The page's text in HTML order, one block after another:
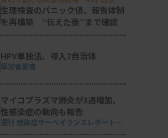
生病院
生理検査のパニック値、報告体制
を再構築 “伝えた後”まで確認
HPV単独法、導入7自治体
厚労省調査
マイコプラズマ肺炎が3週増加、
性感染症の動向も報告
週刊 感染症サーベイランスレポート